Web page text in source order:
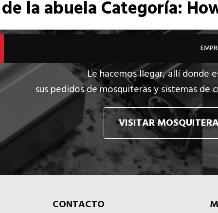
la abuelaCategoría:
Le hacemos llegar, allí donde
sus pedidos de mosquiteras y sistemas de
VISITAR
CONTACTO